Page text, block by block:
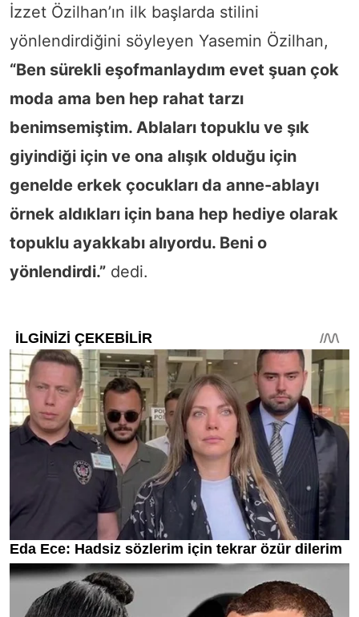
İzzet Özilhan’ın ilk başlarda stilini
yönlendirdiğini söyleyen Yasemin Özilhan,
“Ben sürekli eşofmanlaydım evet şuan çok
moda ama ben hep rahat tarzı
benimsemiştim. Ablaları topuklu ve şık
giyindiği için ve ona alışık olduğu için
genelde erkek çocukları da anne-ablayı
örnek aldıkları için bana hep hediye olarak
topuklu ayakkabı alıyordu. Beni o
yönlendirdi.” dedi.